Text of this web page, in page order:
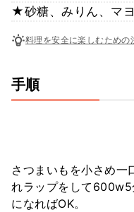
★砂糖、みりん、マ
料理を安全に楽しむための
手順
さつまいもを小さめ一
れラップをして600w5
になればOK。